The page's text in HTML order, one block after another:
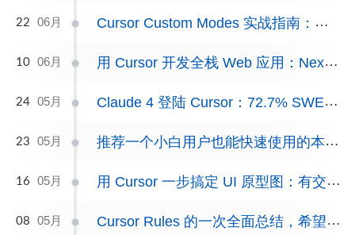
22 06月 Cursor Custom Modes 实战指南：一次配置，告别重复提示词
10 06月 用 Cursor 开发全栈 Web 应用：Nextjs + Supabase 全流程实战
24 05月 Claude 4 登陆 Cursor：72.7% SWE-bench 成绩背后的真实编码体验
23 05月 推荐一个小白用户也能快速使用的本地 AI 知识库方案（附视频演示）
16 05月 用 Cursor 一步搞定 UI 原型图：有交互、可扩展、易维护（附教程）
08 05月 Cursor Rules 的一次全面总结，希望能够帮助到你！